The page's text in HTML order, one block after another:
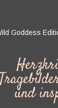
Goddess
und